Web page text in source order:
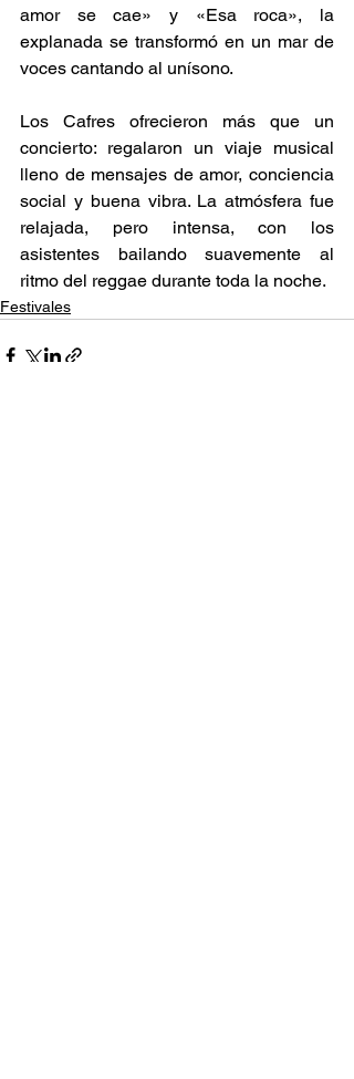
amor se cae» y «Esa roca», la
explanada se transformó en un mar de
voces cantando al unísono.
Los Cafres ofrecieron más que un
concierto: regalaron un viaje musical
lleno de mensajes de amor, conciencia
social y buena vibra. La atmósfera fue
relajada, pero intensa, con los
asistentes bailando suavemente al
ritmo del reggae durante toda la noche.
Festivales